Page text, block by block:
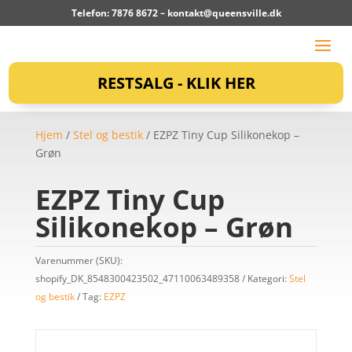
Telefon: 7876 8672 – kontakt@queensville.dk
RESTSALG - KLIK HER
Hjem / Stel og bestik/ EZPZ Tiny Cup Silikonekop –
Grøn
EZPZ Tiny Cup
Silikonekop – Grøn
Varenummer (SKU):
shopify_DK_8548300423502_47110063489358
Kategori:Stel
og bestik
Tag: EZPZ